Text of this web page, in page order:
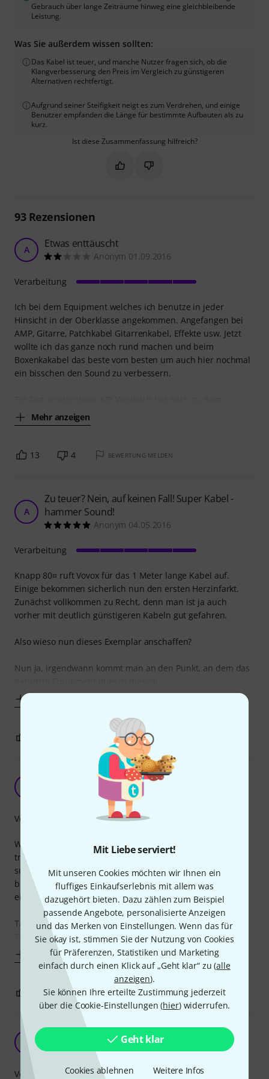
Mit Liebe serviert!
Mit unseren Cookies möchten wir Ihnen ein
fluffiges Einkaufserlebnis mit allem was
dazugehört bieten. Dazu zählen zum Beispiel
passende Angebote, personalisierte Anzeigen
und das Merken von Einstellungen. Wenn das für
Sie okay ist, stimmen Sie der Nutzung von Cookies
für Präferenzen, Statistiken und Marketing
einfach durch einen Klick auf „Geht klar“ zu (alle
anzeigen).
Sie können Ihre erteilte Zustimmung jederzeit
über die Cookie-Einstellungen (hier) widerrufen.
Geht klar
Cookies ablehnen Weitere Infos
Gebrauch über lange Zeiträume hinweg eine gleichbleibende
Leistung.
Was Sie außerdem wissen sollten:
Das Kabel ist teuer, und manche Nutzer fragen sich, ob die
Klangverbesserung den Preis im Vergleich zu günstigeren
Alternativen rechtfertigt.
Aufgrund seiner Steifigkeit neigt es zum Verdrehen, und einige
Benutzer empfanden die Länge für bestimmte Aufbauten als zu
kurz.
Ist diese Zusammenfassung hilfreich?
Markieren Sie diese
Markieren Sie diese
93Rezensionen
A Etwas enttäuscht
Anonym 01.09.2016
Ich bei dem Equipment welches ich benutze in jeder
Hinsicht in der Oberklasse angekommen. Angefangen bei
AMP, Gitarre, Patchkabel Gitarrenkabel, Effekte usw. Jetzt
wollte ich das ganze noch rund machen und beim
Boxenkakabel das beste vom besten um auch hier nochmal
ein bisschen den Sound zu verbessern.
Mehr anzeigen
Verarbeitung
13 4 BEWERTUNG MELDEN
A
Zu teuer? Nein, auf keinen Fall! Super Kabel -
hammer Sound!
Anonym 04.05.2016
Knapp 80¤ ruft Vovox für das 1 Meter lange Kabel auf.
Einige bekommen sicherlich nun den ersten Herzinfarkt.
Zunächst vollkommen zu Recht, denn man ist ja auch
vorher mit deutlich günstigeren Kabeln gut gefahren.
Also wieso nun dieses Exemplar anschaffen?
Nun ja, irgendwann kommt man an den Punkt, an dem das
Verarbeitung
BEWERTUNG MELDEN
High End Speaker Cable
Mike GT 28.07.2023
Wenn man noch ein Upgrade für - z.B. in meinem Fall - ein
traumhaftes Marshall Studio Stack (oder Vergleichbares)
sucht, dann ist das VOVOX Speaker Kabel (dass dann aber
bitte - in der Instrumentenversion - natürlich auch vorne
eingesteckt sein sollte ;-)) die logische Konsequenz!
Tatsächlich war es eine tolle Empfehlung vom Thomann
Team, da ich Speaker Kabel
Mehr anzeigen
Verarbeitung
2 BEWERTUNG MELDEN
Nicht nur Voodoo
BenE90 03.02.2019
Verarbeitung